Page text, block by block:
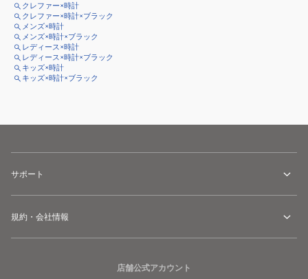
クレファー×時計
クレファー×時計×ブラック
メンズ×時計
メンズ×時計×ブラック
レディース×時計
レディース×時計×ブラック
キッズ×時計
キッズ×時計×ブラック
サポート
規約・会社情報
店舗公式アカウント